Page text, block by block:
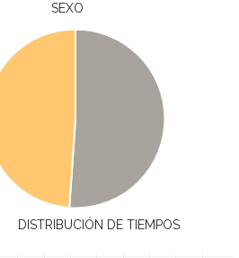
SEXO
DISTRIBUCIÓN DE TIEMPOS